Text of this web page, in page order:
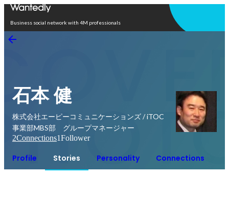
Business social network with 4M professionals
石本 健
株式会社エーピーコミュニケーションズ / iTOC
事業部MBS部 グループマネージャー
2Connections1Follower
Profile Stories Personality Connections